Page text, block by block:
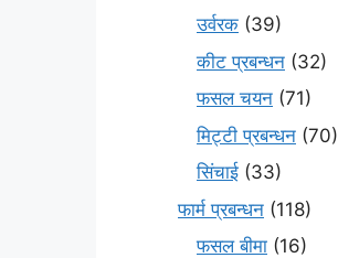
उर्वरक (39)
कीट प्रबन्धन (32)
फसल चयन (71)
मि‌ट्टी प्रबन्धन (70)
सिंचाई (33)
फार्म प्रबन्धन (118)
फसल बीमा (16)